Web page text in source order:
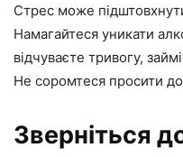
Стрес може
Намагайтеся уникати
відчуваєте тривогу,
Не соромтеся просити
Зверніться